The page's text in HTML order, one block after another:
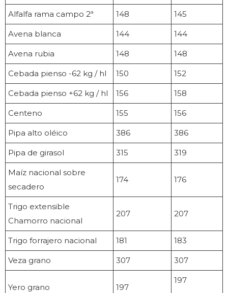
Alfalfa rama campo 2ª 148 145
Avena blanca 144 144
Avena rubia 148 148
Cebada pienso -62 kg / hl 150 152
Cebada pienso +62 kg / hl 156 158
Centeno 155 156
Pipa alto oléico 386 386
Pipa de girasol 315 319
Maíz nacional sobre
secadero
174 176
Trigo extensible
Chamorro nacional
207 207
Trigo forrajero nacional 181 183
Veza grano 307 307
Yero grano 197
197